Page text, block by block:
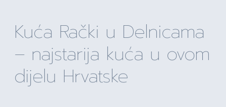
Kuća Rački u Delnicama
– najstarija kuća u ovom
dijelu Hrvatske